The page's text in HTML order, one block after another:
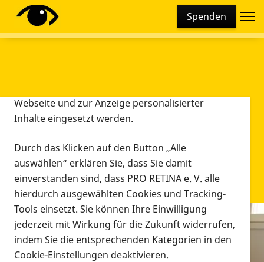
Spenden
Infomaterial
Infomaterial
Diese Webseite setzt verschiedene Cookies und
Tracking-Tools ein. Dies beinhaltet Cookies und
Webseite und zur Anzeige personalisierter
Inhalte eingesetzt werden.
Durch das Klicken auf den Button „Alle
auswählen“ erklären Sie, dass Sie damit
einverstanden sind, dass PRO RETINA e. V. alle
hierdurch ausgewählten Cookies und Tracking-
Tools einsetzt. Sie können Ihre Einwilligung
jederzeit mit Wirkung für die Zukunft widerrufen,
indem Sie die entsprechenden Kategorien in den
Cookie-Einstellungen deaktivieren.